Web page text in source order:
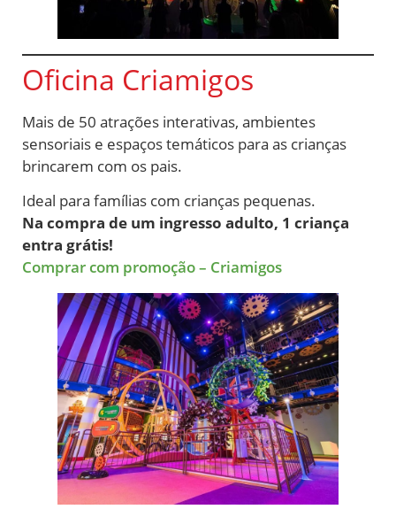
Oficina Criamigos
Mais de 50 atrações interativas, ambientes
sensoriais e espaços temáticos para as crianças
brincarem com os pais.
Ideal para famílias com crianças pequenas.
Na compra de um ingresso adulto, 1 criança
entra grátis!
Comprar com promoção – Criamigos